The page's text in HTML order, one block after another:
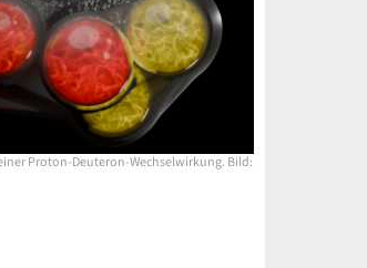
Proton-Deuteron-Wechselwirkung. Bild: